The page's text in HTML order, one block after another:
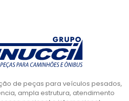
de peças para veículos pesados,
ampla estrutura, atendimento